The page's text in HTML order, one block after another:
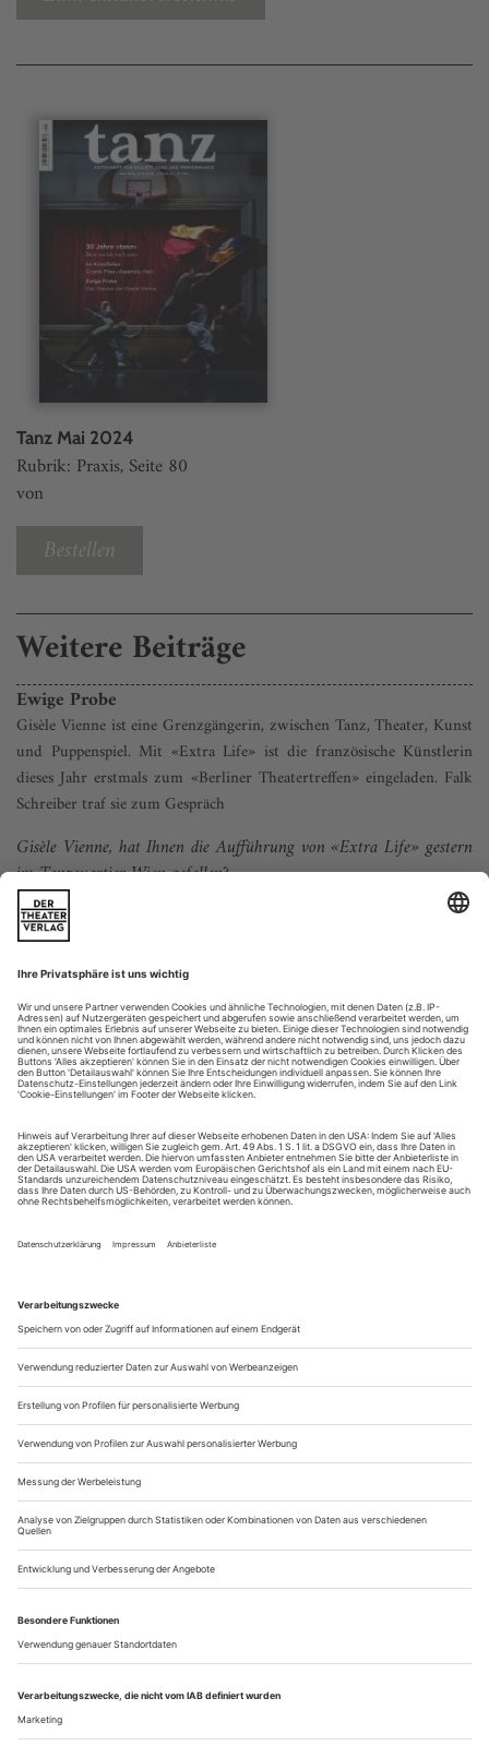
Tanz Mai 2024
Rubrik: Praxis, Seite 80
von
Bestellen
Weitere Beiträge
Ewige Probe
Gisèle Vienne ist eine Grenzgängerin, zwischen Tanz, Theater, Kunst
und Puppenspiel. Mit «Extra Life» ist die französische Künstlerin
dieses Jahr erstmals zum «Berliner Theatertreffen» eingeladen. Falk
Schreiber traf sie zum Gespräch
Gisèle Vienne, hat Ihnen die Aufführung von «Extra Life» gestern
im Tanzquartier Wien gefallen?
Ja.
Weswegen?
Jede Aufführung ist anders. Im Tanzquartier ist die Bühne
kleiner als sonst bei uns üblich für dieses Stück. Auf einer
großen Bühne kann man gut mit Panorama und mit
Landschaft arbeiten, und hier hat man eine größere Nähe zu
den Performer*innen. Auch weil...
Furchtlos
Von einer Zeit, in der sich der Tanz immer mehr Freunde schuf, und
die Medien immer öfter zum Feind erklärt wurden, erzählt Arnd
Wesemann
1997 wurde ich frisch gebackener Redakteur der
aktuell». Damals erschien sie in zwei Sprachen, auf Deutsch
und Englisch, und wurde in die ganze Welt hinein vertrieben.
Es war eine Welt, die in Großbritannien gerade den Tod von
Prinzessin Diana betrauerte, die in Albanien und Mazedonien
einen Bürgerkrieg zu...
Backlights 5/24
Tübingen
SUZANNE DELLAL CENTRE ON TOUR «1|2|3 //
SOLO|DUO|TRIO»
Die Batsheva Dance Company musste ihre Deutschland-
Tournee nach dem Terror vom 7. Oktober zunächst absagen,
dafür kam im März spontan eine kleine Gruppe aufstrebender
Jungchoreografen des Suzanne Dellal Centres aus Tel Aviv
und gastierte in sechs süddeutschen Theatern. Die spürbare
Verunsicherung ihrer...